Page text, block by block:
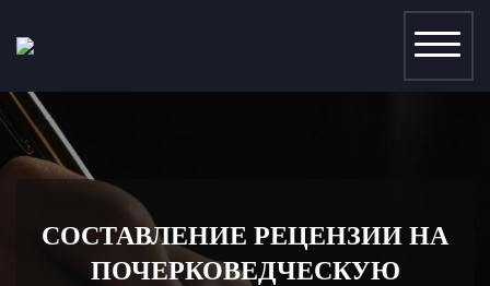
СОСТАВЛЕНИЕ РЕЦЕНЗИИ НА
ПОЧЕРКОВЕДЧЕСКУЮ